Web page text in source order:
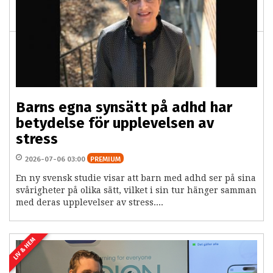
en neuropsykiatrisk diagnos...
Barns egna synsätt på adhd har
betydelse för upplevelsen av
stress
2026-07-06 03:00 PREMIUM
En ny svensk studie visar att barn med adhd ser på sina
svårigheter på olika sätt, vilket i sin tur hänger samman
med deras upplevelser av stress....
LIV & HEM